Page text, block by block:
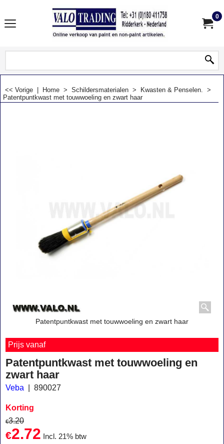
0
<< Vorige Home > Schildersmaterialen > Kwasten & Penselen. >
Patentpuntkwast met touwwoeling en zwart haar
Patentpuntkwast met touwwoeling en zwart haar
Prijs vanaf
Patentpuntkwast met touwwoeling en
zwart haar
Veba 890027
Korting
€3.20
€2.72
Incl. 21% btw